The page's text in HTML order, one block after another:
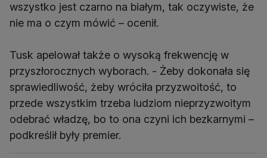
wszystko jest czarno na białym, tak oczywiste, że
nie ma o czym mówić – ocenił.
Tusk apelował także o wysoką frekwencję w
przyszłorocznych wyborach. - Żeby dokonała się
sprawiedliwość, żeby wróciła przyzwoitość, to
przede wszystkim trzeba ludziom nieprzyzwoitym
odebrać władzę, bo to ona czyni ich bezkarnymi –
podkreślił były premier.